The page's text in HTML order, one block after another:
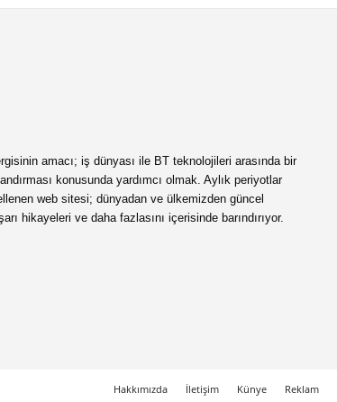
amacı; iş dünyası ile BT teknolojileri arasında bir
konusunda yardımcı olmak. Aylık periyotlar
web sitesi; dünyadan ve ülkemizden güncel
hikayeleri ve daha fazlasını içerisinde barındırıyor.
Hakkımızda İletişim Künye Reklam